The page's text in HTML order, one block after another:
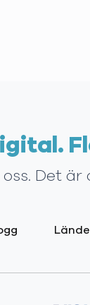
Det